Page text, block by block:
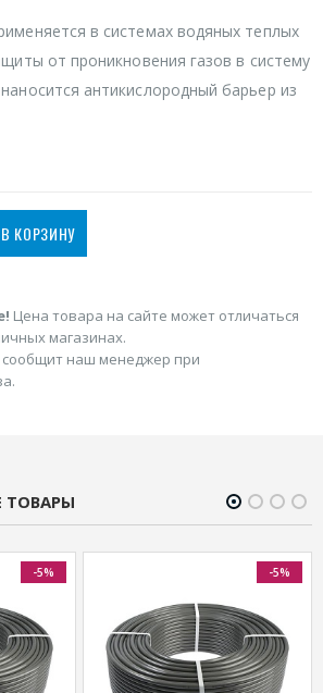
в системах водяных теплых
от проникновения газов в систему
антикислородный барьер из
В КОРЗИНУ
Цена товара на сайте может отличаться
магазинах.
наш менеджер при